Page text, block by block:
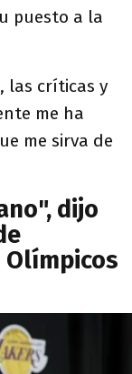
puesto a la
las críticas y
me ha
me sirva de
dijo